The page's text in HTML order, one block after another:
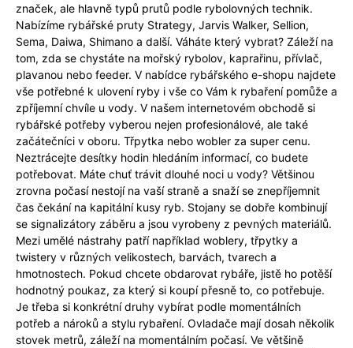
značek, ale hlavně typů prutů podle rybolovných technik.
Nabízíme rybářské pruty Strategy, Jarvis Walker, Sellion,
Sema, Daiwa, Shimano a další. Váháte který vybrat? Záleží na
tom, zda se chystáte na mořský rybolov, kaprařinu, přívlač,
plavanou nebo feeder. V nabídce rybářského e-shopu najdete
vše potřebné k ulovení ryby i vše co Vám k rybaření pomůže a
zpříjemní chvíle u vody. V našem internetovém obchodě si
rybářské potřeby vyberou nejen profesionálové, ale také
začátečníci v oboru. Třpytka nebo wobler za super cenu.
Neztrácejte desítky hodin hledáním informací, co budete
potřebovat. Máte chuť trávit dlouhé noci u vody? Většinou
zrovna počasí nestojí na vaší straně a snaží se znepříjemnit
čas čekání na kapitální kusy ryb. Stojany se dobře kombinují
se signalizátory záběru a jsou vyrobeny z pevných materiálů.
Mezi umělé nástrahy patří například woblery, třpytky a
twistery v různých velikostech, barvách, tvarech a
hmotnostech. Pokud chcete obdarovat rybáře, jistě ho potěší
hodnotný poukaz, za který si koupí přesně to, co potřebuje.
Je třeba si konkrétní druhy vybírat podle momentálních
potřeb a nároků a stylu rybaření. Ovladače mají dosah několik
stovek metrů, záleží na momentálním počasí. Ve většině